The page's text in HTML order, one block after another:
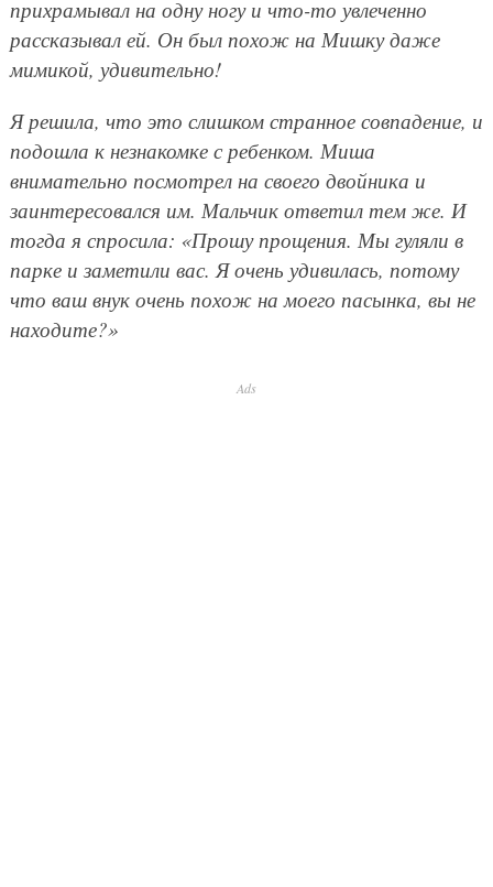
прихрамывал на одну ногу и что-то увлеченно
рассказывал ей. Он был похож на Мишку даже
мимикой, удивительно!
Я решила, что это слишком странное совпадение, и
подошла к незнакомке с ребенком. Миша
внимательно посмотрел на своего двойника и
заинтересовался им. Мальчик ответил тем же. И
тогда я спросила: «Прошу прощения. Мы гуляли в
парке и заметили вас. Я очень удивилась, потому
что ваш внук очень похож на моего пасынка, вы не
находите?»
Ads